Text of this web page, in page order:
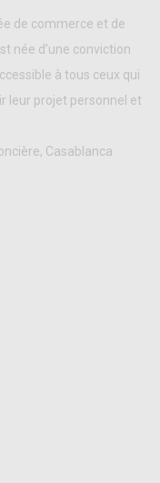
de commerce et de
née d’une conviction
à tous ceux qui
leur projet personnel et
Casablanca